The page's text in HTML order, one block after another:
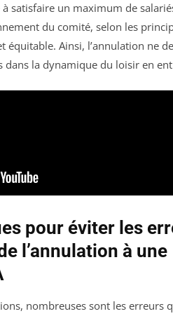
satisfaire un maximum de
du comité, selon les
équitable. Ainsi, l’annulation ne
dans la dynamique du loisir en
pour éviter les
l’annulation à une
nombreuses sont les erreurs